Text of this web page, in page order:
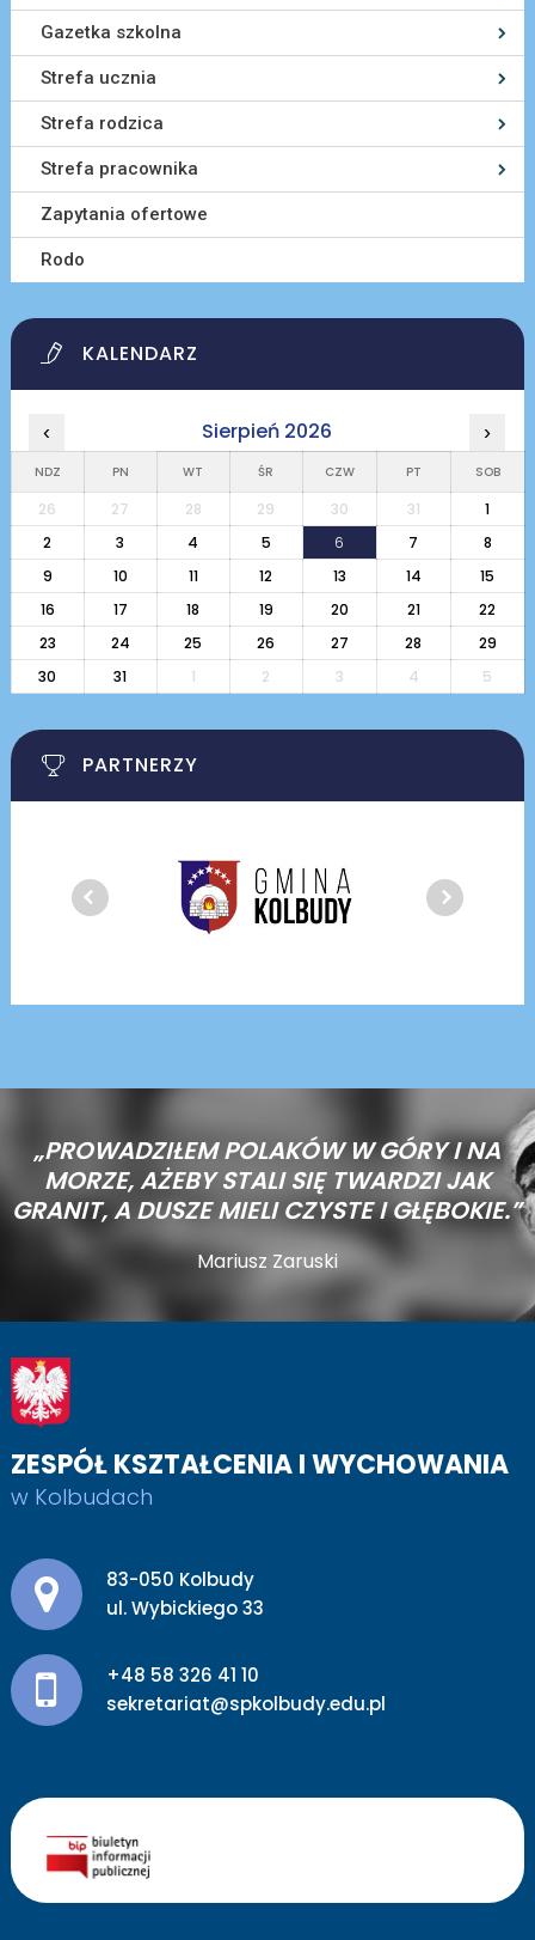
Gazetka szkolna
Strefa ucznia
Strefa rodzica
Strefa pracownika
Zapytania ofertowe
Rodo
KALENDARZ
‹ Sierpień 2026 ›
NDZ PN WT ŚR CZW PT SOB
26 27 28 29 30 31
1
2
3 4 5 6 7
8
9
10 11 12 13 14
15
16
17 18 19 20 21
22
23
24 25 26 27 28
29
30
31 1 2 3 4 5
PARTNERZY
„PROWADZIŁEM POLAKÓW W GÓRY I NA
MORZE,AŻEBY STALI SIĘ TWARDZI JAK
GRANIT, A DUSZE MIELI CZYSTE I GŁĘBOKIE.”
Mariusz Zaruski
ZESPÓŁ KSZTAŁCENIA I WYCHOWANIA
w Kolbudach
Adres pocztowy:
83-050 Kolbudy
ul. Wybickiego 33
+48 58 326 41 10
sekretariat@spkolbudy.edu.pl